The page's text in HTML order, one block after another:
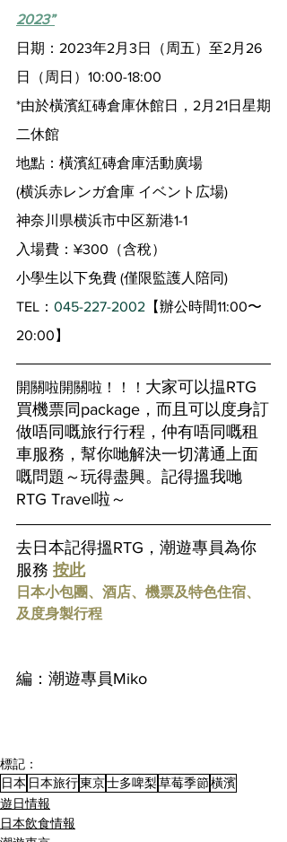
2023”
日期：2023年2月3日（周五）至2月26
日（周日）10:00-18:00
*由於橫濱紅磚倉庫休館日，2月21日星期
二休館
地點：橫濱紅磚倉庫活動廣場
(横浜赤レンガ倉庫 イベント広場)
神奈川県横浜市中区新港1-1
入場費：¥300（含稅）
小學生以下免費 (僅限監護人陪同)
TEL： 045-227-2002 【辦公時間11:00〜
20:00】
開關啦開關啦！！！ 大家可以揾RTG
買機票同package，而且可以度身訂
做唔同嘅旅行行程，仲有唔同嘅租
車服務，幫你哋解決一切溝通上面
嘅問題～玩得盡興。記得搵我哋
RTG Travel啦～
去日本記得搵RTG，潮遊專員為你
服務 按此
日本小包團、酒店、機票及特色住宿、
及度身製行程
編：潮遊專員Miko
標記：
日本 日本旅行東京士多啤梨草莓季節橫濱
遊日情報
日本飲食情報